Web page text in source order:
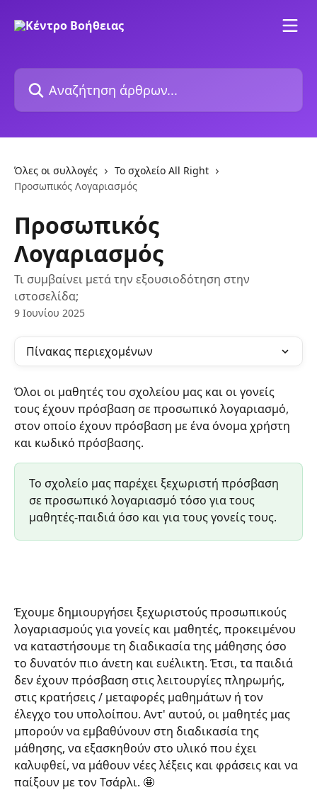
Αναζήτηση άρθρων...
Όλες οι συλλογές
Το σχολείο All Right
Προσωπικός Λογαριασμός
Προσωπικός
Λογαριασμός
Τι συμβαίνει μετά την εξουσιοδότηση στην
ιστοσελίδα;
9 Ιουνίου 2025
Πίνακας περιεχομένων
Όλοι οι μαθητές του σχολείου μας και οι γονείς
τους έχουν πρόσβαση σε προσωπικό λογαριασμό,
στον οποίο έχουν πρόσβαση με ένα όνομα χρήστη
και κωδικό πρόσβασης.
Το σχολείο μας παρέχει ξεχωριστή πρόσβαση
σε προσωπικό λογαριασμό τόσο για τους
μαθητές-παιδιά όσο και για τους γονείς τους.
Έχουμε δημιουργήσει ξεχωριστούς προσωπικούς
λογαριασμούς για γονείς και μαθητές, προκειμένου
να καταστήσουμε τη διαδικασία της μάθησης όσο
το δυνατόν πιο άνετη και ευέλικτη. Έτσι, τα παιδιά
δεν έχουν πρόσβαση στις λειτουργίες πληρωμής,
στις κρατήσεις / μεταφορές μαθημάτων ή τον
έλεγχο του υπολοίπου. Αντ' αυτού, οι μαθητές μας
μπορούν να εμβαθύνουν στη διαδικασία της
μάθησης, να εξασκηθούν στο υλικό που έχει
καλυφθεί, να μάθουν νέες λέξεις και φράσεις και να
παίξουν με τον Τσάρλι. 🤩